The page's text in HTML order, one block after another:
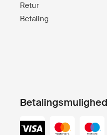
Retur
Betaling